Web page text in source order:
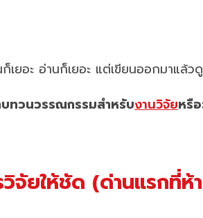
ยอะ อ่านก็เยอะ แต่เขียนออกมาแล้
ทวนวรรณกรรมสำหรับงานวิจัยหรื
จัยให้ชัด (ด่านแรกที่